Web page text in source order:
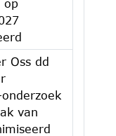
op
Oss dd
van